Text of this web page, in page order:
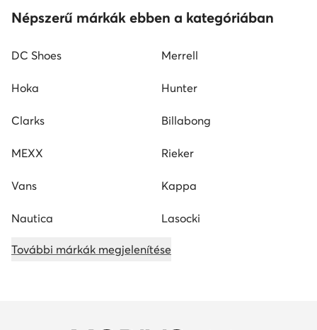
Népszerű márkák ebben a kategóriában
DC Shoes Merrell
Hoka Hunter
Clarks Billabong
MEXX Rieker
Vans Kappa
Nautica Lasocki
További márkák megjelenítése